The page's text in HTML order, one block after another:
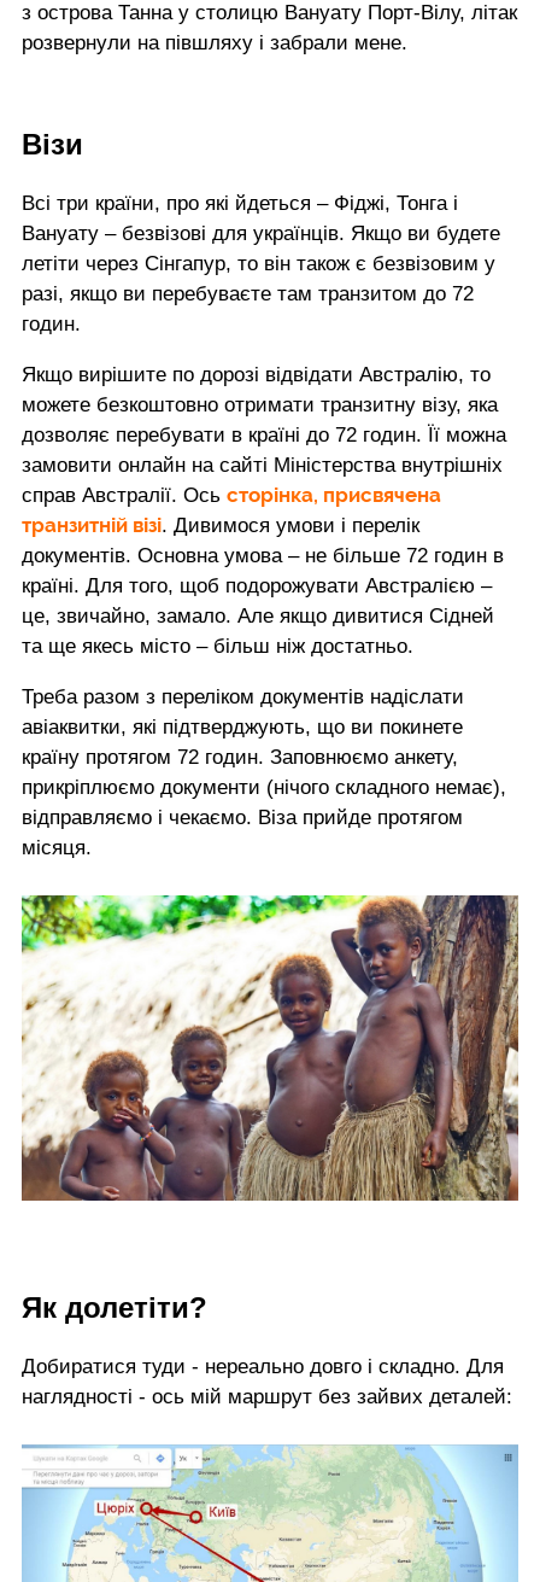
з острова Танна у столицю Вануату Порт-Вілу, літак
розвернули на півшляху і забрали мене.
Візи
Всі три країни, про які йдеться – Фіджі, Тонга і
Вануату – безвізові для українців. Якщо ви будете
летіти через Сінгапур, то він також є безвізовим у
разі, якщо ви перебуваєте там транзитом до 72
годин.
Якщо вирішите по дорозі відвідати Австралію, то
можете безкоштовно отримати транзитну візу, яка
дозволяє перебувати в країні до 72 годин. Її можна
замовити онлайн на сайті Міністерства внутрішніх
справ Австралії. Ось сторінка, присвячена
транзитній візі. Дивимося умови і перелік
документів. Основна умова – не більше 72 годин в
країні. Для того, щоб подорожувати Австралією –
це, звичайно, замало. Але якщо дивитися Сідней
та ще якесь місто – більш ніж достатньо.
Треба разом з переліком документів надіслати
авіаквитки, які підтверджують, що ви покинете
країну протягом 72 годин. Заповнюємо анкету,
прикріплюємо документи (нічого складного немає),
відправляємо і чекаємо. Віза прийде протягом
місяця.
Як долетіти?
Добиратися туди - нереально довго і складно. Для
наглядності - ось мій маршрут без зайвих деталей: